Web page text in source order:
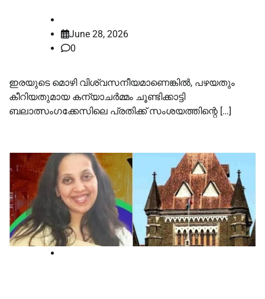
June 28, 2026
0
ഇരയുടെ മൊഴി വിശ്വസനീയമാണെങ്കില്‍, പഴയതും
കീറിയതുമായ കന്യാചര്‍മ്മം ചൂണ്ടിക്കാട്ടി
ബലാത്സംഗക്കേസിലെ പ്രതിക്ക് സംശയത്തിന്റെ […]